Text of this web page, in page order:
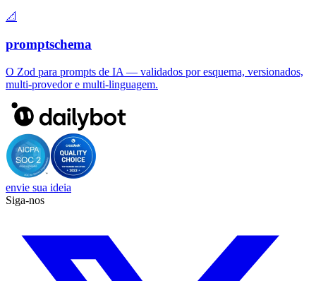
📐
promptschema
O Zod para prompts de IA — validados por esquema, versionados,
multi-provedor e multi-linguagem.
envie sua ideia
Siga-nos